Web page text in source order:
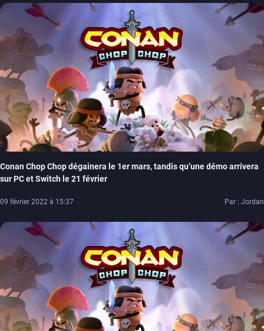
Conan Chop Chop dégainera le 1er mars, tandis qu’une démo arrivera
sur PC et Switch le 21 février
09 février 2022 à 15:37 Par : Jordan